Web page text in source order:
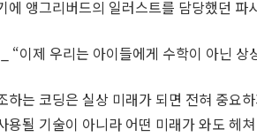
에 앵그리버드의 일러스트를 담당했던
“이제 우리는 아이들에게 수학이 아닌 상
하는 코딩은 실상 미래가 되면 전혀 중요
용될 기술이 아니라 어떤 미래가 와도 헤